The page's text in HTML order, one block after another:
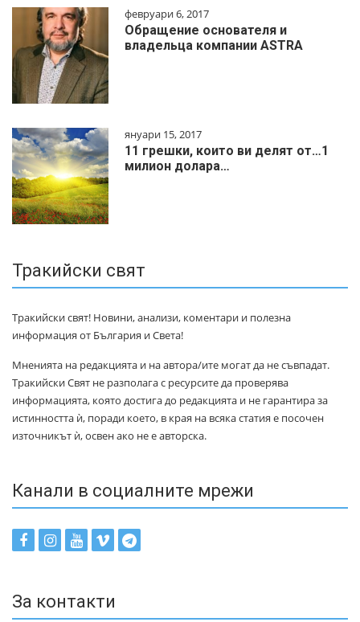
февруари 6, 2017
Обращение основателя и
владельца компании ASTRA
януари 15, 2017
11 грешки, които ви делят от…1
милиoн дoлapa…
Тракийски свят
Тракийски свят! Новини, анализи, коментари и полезна
информация от България и Света!
Мненията на редакцията и на автора/ите могат да не съвпадат.
Тракийски Свят не разполага с ресурсите да проверява
информацията, която достига до редакцията и не гарантира за
истинността ѝ, поради което, в края на всяка статия е посочен
източникът ѝ, освен ако не е авторска.
Канали в социалните мрежи
За контакти